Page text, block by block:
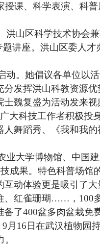
授课、科学表演、科
山区科学技术协会
讲座。洪山区委人
。她倡议各单位以
发挥洪山科教资源
士魏复盛为活动发来视
大科技工作者积极投
人舞蹈秀、《我和我的
业大学博物馆、中国
成果。特色科普场馆
动体验更是吸引了大
、红雀珊瑚……，100
了400盆多肉盆栽免
月16日在武汉植物园持